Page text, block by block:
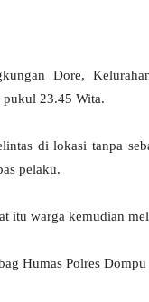
Dore,
pukul 23.45 Wita.
di lokasi tanpa
pelaku.
itu warga kemudian
Humas Polres Dompu